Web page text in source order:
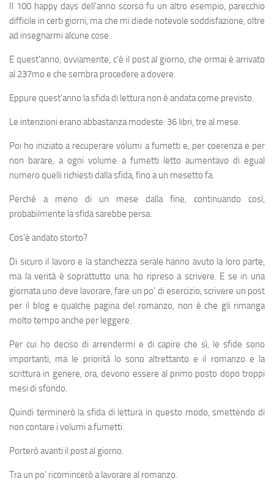
Il 100 happy days dell'anno scorso fu un altro esempio, parecchio
difficile in certi giorni, ma che mi diede notevole soddisfazione, oltre
ad insegnarmi alcune cose.
E quest'anno, ovviamente, c'è il post al giorno, che ormai è arrivato
al 237mo e che sembra procedere a dovere.
Eppure quest'anno la sfida di lettura non è andata come previsto.
Le intenzioni erano abbastanza modeste: 36 libri, tre al mese.
Poi ho iniziato a recuperare volumi a fumetti e, per coerenza e per
non barare, a ogni volume a fumetti letto aumentavo di egual
numero quelli richiesti dalla sfida, fino a un mesetto fa.
Perché a meno di un mese dalla fine, continuando così,
probabilmente la sfida sarebbe persa.
Cos'è andato storto?
Di sicuro il lavoro e la stanchezza serale hanno avuto la loro parte,
ma la verità è soprattutto una: ho ripreso a scrivere. E se in una
giornata uno deve lavorare, fare un po' di esercizio, scrivere un post
per il blog e qualche pagina del romanzo, non è che gli rimanga
molto tempo anche per leggere.
Per cui ho deciso di arrendermi e di capire che sì, le sfide sono
importanti, ma le priorità lo sono altrettanto e il romanzo e la
scrittura in genere, ora, devono essere al primo posto dopo troppi
mesi di sfondo.
Quindi terminerò la sfida di lettura in questo modo, smettendo di
non contare i volumi a fumetti.
Porterò avanti il post al giorno.
Tra un po' ricomincerò a lavorare al romanzo.